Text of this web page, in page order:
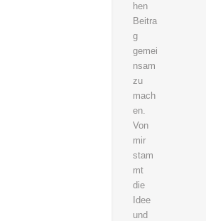
hen
Beitra
g
gemei
nsam
zu
mach
en.
Von
mir
stam
mt
die
Idee
und